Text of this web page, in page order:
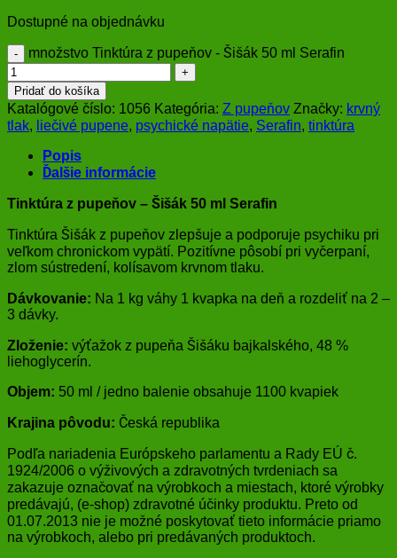
Dostupné na objednávku
množstvo Tinktúra z pupeňov - Šišák 50 ml Serafin
Pridať do košíka
Katalógové číslo: 1056 Kategória: Z pupeňov Značky: krvný
tlak, liečivé pupene, psychické napätie, Serafin, tinktúra
Popis
Ďalšie informácie
Tinktúra z pupeňov – Šišák 50 ml Serafin
Tinktúra Šišák z pupeňov zlepšuje a podporuje psychiku pri
veľkom chronickom vypätí. Pozitívne pôsobí pri vyčerpaní,
zlom sústredení, kolísavom krvnom tlaku.
Dávkovanie: Na 1 kg váhy 1 kvapka na deň a rozdeliť na 2 –
3 dávky.
Zloženie: výťažok z pupeňa Šišáku bajkalského, 48 %
liehoglycerín.
Objem: 50 ml / jedno balenie obsahuje 1100 kvapiek
Krajina pôvodu: Česká republika
Podľa nariadenia Európskeho parlamentu a Rady EÚ č.
1924/2006 o výživových a zdravotných tvrdeniach sa
zakazuje označovať na výrobkoch a miestach, ktoré výrobky
predávajú, (e-shop) zdravotné účinky produktu. Preto od
01.07.2013 nie je možné poskytovať tieto informácie priamo
na výrobkoch, alebo pri predávaných produktoch.